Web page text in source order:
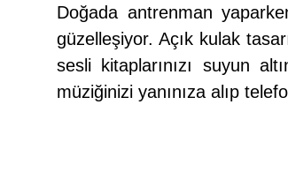
Doğada antrenman
güzelleşiyor. Açık kulak
sesli kitaplarınızı suyun
müziğinizi yanınıza alıp